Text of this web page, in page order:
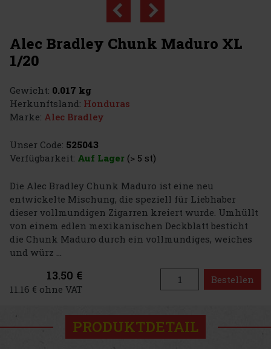
Alec Bradley Chunk Maduro XL
1/20
Gewicht: 0.017 kg
Herkunftsland: Honduras
Marke: Alec Bradley
Unser Code: 525043
Verfügbarkeit: Auf Lager (> 5 st)
Die Alec Bradley Chunk Maduro ist eine neu
entwickelte Mischung, die speziell für Liebhaber
dieser vollmundigen Zigarren kreiert wurde. Umhüllt
von einem edlen mexikanischen Deckblatt besticht
die Chunk Maduro durch ein vollmundiges, weiches
und würz ...
13.50 €
11.16 € ohne VAT
Bestellen
PRODUKTDETAIL